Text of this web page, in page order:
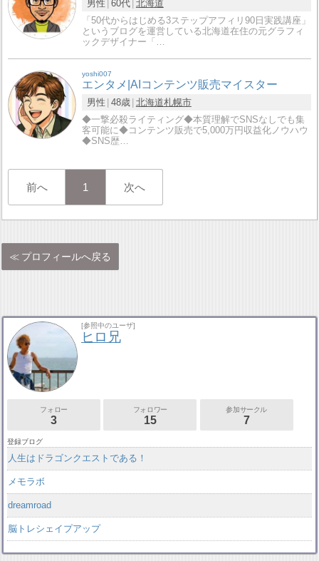
男性 60代 北海道
「50代からはじめる3ステップアフィリ90日実践講座」
というブログを運営している北海道在住の元グラフィ
ックデザイナー「…
yoshi007
エンタメ|AIコンテンツ販売マイスター
男性 48歳 北海道札幌市
◆一撃必殺ライティング◆本質理解でSNSなしでも集
客可能に◆コンテンツ販売で5,000万円収益化ノウハウ
◆SNS歴…
前へ 1 次へ
プロフィールへ戻る
[参照中のユーザ]
ヒロ兄
フォロー
3
フォロワー
15
参加サークル
7
登録ブログ
人生はドラゴンクエストである！
メモラボ
dreamroad
脳トレシェイプアップ